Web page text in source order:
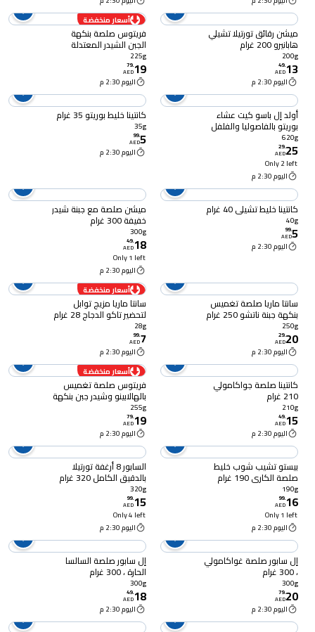
ميشن رقائق تورتيلا تشيلي
هابانيرو 200 غرام
200g
13
.
49
AED
اليوم 2:30 م
أسعار منخفضة
فريتوس صلصة بنكهة
الجبن الشيدر المعتدلة
الطبيعية، 225 غرام
225g
19
.
79
AED
اليوم 2:30 م
أولد إل باسو كيت عشاء
بوريتو بالفاصوليا والفلفل
الحار الخفيف، 620 غرام
620g
25
.
29
AED
Only 2 left
اليوم 2:30 م
كانتينا خليط بوريتو 35 غرام
35g
5
.
99
AED
اليوم 2:30 م
كانتينا خليط تشيلي 40 غرام
40g
5
.
99
AED
اليوم 2:30 م
ميشن صلصة مع جبنة شيدر
خفيفة 300 غرام
300g
18
.
49
AED
Only 1 left
اليوم 2:30 م
سانتا ماريا صلصة تغميس
بنكهة جبنة ناتشو 250 غرام
250g
20
.
29
AED
اليوم 2:30 م
أسعار منخفضة
سانتا ماريا مزيج توابل
لتحضير تاكو الدجاج 28 غرام
28g
7
.
99
AED
اليوم 2:30 م
كانتينا صلصة جواكامولي
210 غرام
210g
15
.
49
AED
اليوم 2:30 م
أسعار منخفضة
فريتوس صلصة تغميس
بالهالابينو وشيدر جبن بنكهة
طبيعية، 255 غرام
255g
19
.
79
AED
اليوم 2:30 م
بيستو تشيب شوب خليط
صلصة الكاري 190 غرام
190g
16
.
99
AED
Only 1 left
اليوم 2:30 م
السابور 8 أرغفة تورتيلا
بالدقيق الكامل 320 غرام
320g
15
.
99
AED
Only 4 left
اليوم 2:30 م
إل سابور صلصة غواكامولي
، 300 غرام
300g
20
.
79
AED
اليوم 2:30 م
إل سابور صلصة السالسا
الحارة ، 300 غرام
300g
18
.
49
AED
اليوم 2:30 م